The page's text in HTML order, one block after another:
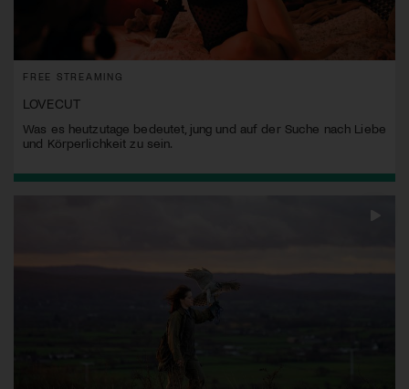
FREE STREAMING
LOVECUT
Was es heutzutage bedeutet, jung und auf der Suche nach Liebe
und Körperlichkeit zu sein.